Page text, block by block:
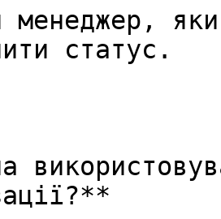
менеджер,
статус.